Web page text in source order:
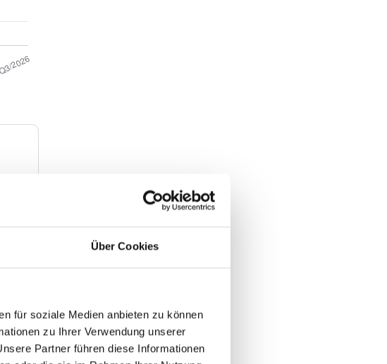
Über Cookies
für soziale Medien anbieten zu können
zu Ihrer Verwendung unserer
Partner führen diese Informationen
von